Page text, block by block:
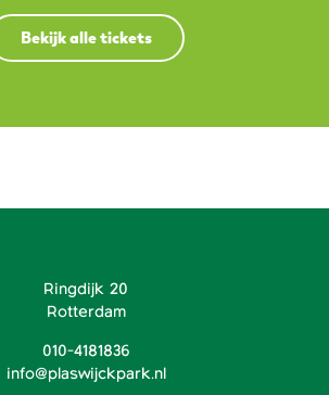
Bekijk alle tickets
Ringdijk 20
Rotterdam
010-4181836
info@plaswijckpark.nl